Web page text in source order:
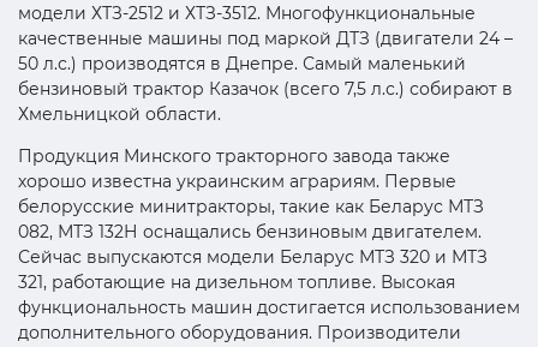
модели ХТЗ-2512 и ХТЗ-3512. Многофункциональные
качественные машины под маркой ДТЗ (двигатели 24 –
50 л.с.) производятся в Днепре. Самый маленький
бензиновый трактор Казачок (всего 7,5 л.с.) собирают в
Хмельницкой области.
Продукция Минского тракторного завода также
хорошо известна украинским аграриям. Первые
белорусские минитракторы, такие как Беларус МТЗ
082, МТЗ 132Н оснащались бензиновым двигателем.
Сейчас выпускаются модели Беларус МТЗ 320 и МТЗ
321, работающие на дизельном топливе. Высокая
функциональность машин достигается использованием
дополнительного оборудования. Производители